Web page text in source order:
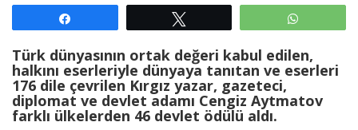
Türk dünyasının ortak değeri kabul edilen,
halkını eserleriyle dünyaya tanıtan ve eserleri
176 dile çevrilen Kırgız yazar, gazeteci,
diplomat ve devlet adamı Cengiz Aytmatov
farklı ülkelerden 46 devlet ödülü aldı.